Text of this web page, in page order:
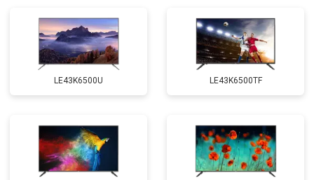
LE43K6500U LE43K6500TF